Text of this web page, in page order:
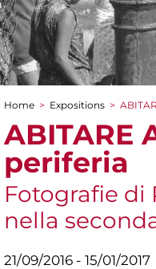
You are here
Home > Expositions >
ABITARE
periferia
Fotografie di
nella
21/09/2016 - 15/01/2017